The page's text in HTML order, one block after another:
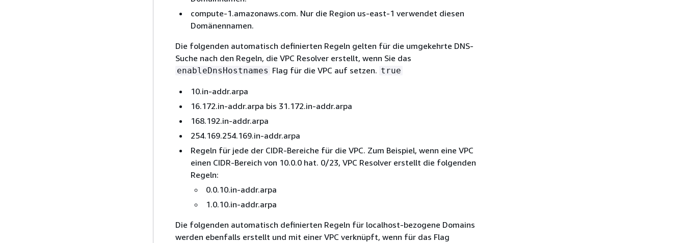
compute-1.amazonaws.com. Nur die Region us-east-1 verwendet diesen
Domänennamen.
Die folgenden automatisch definierten Regeln gelten für die umgekehrte DNS-
Suche nach den Regeln, die VPC Resolver erstellt, wenn Sie das
enableDnsHostnames Flag für die VPC auf setzen. true
10.in-addr.arpa
16.172.in-addr.arpa bis 31.172.in-addr.arpa
168.192.in-addr.arpa
254.169.254.169.in-addr.arpa
Regeln für jede der CIDR-Bereiche für die VPC. Zum Beispiel, wenn eine VPC
einen CIDR-Bereich von 10.0.0 hat. 0/23, VPC Resolver erstellt die folgenden
Regeln:
0.0.10.in-addr.arpa
1.0.10.in-addr.arpa
Die folgenden automatisch definierten Regeln für localhost-bezogene Domains
werden ebenfalls erstellt und mit einer VPC verknüpft, wenn für das Flag